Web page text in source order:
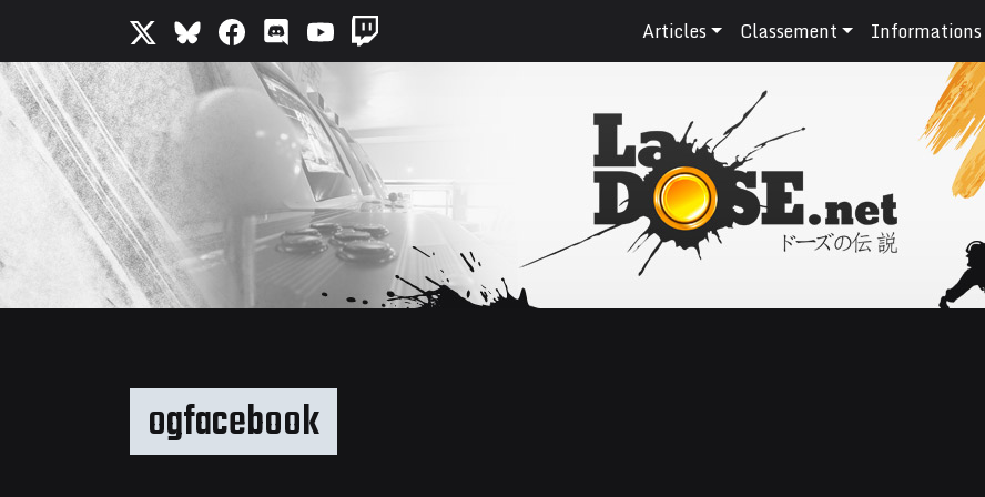
Articles Classement Informations
ogfacebook